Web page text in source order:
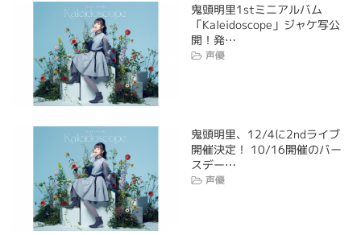
鬼頭明里1stミニアルバム
「Kaleidoscope」ジャケ写公
開！発…
声優
鬼頭明里、12/4に2ndライブ
開催決定！ 10/16開催のバー
スデー…
声優